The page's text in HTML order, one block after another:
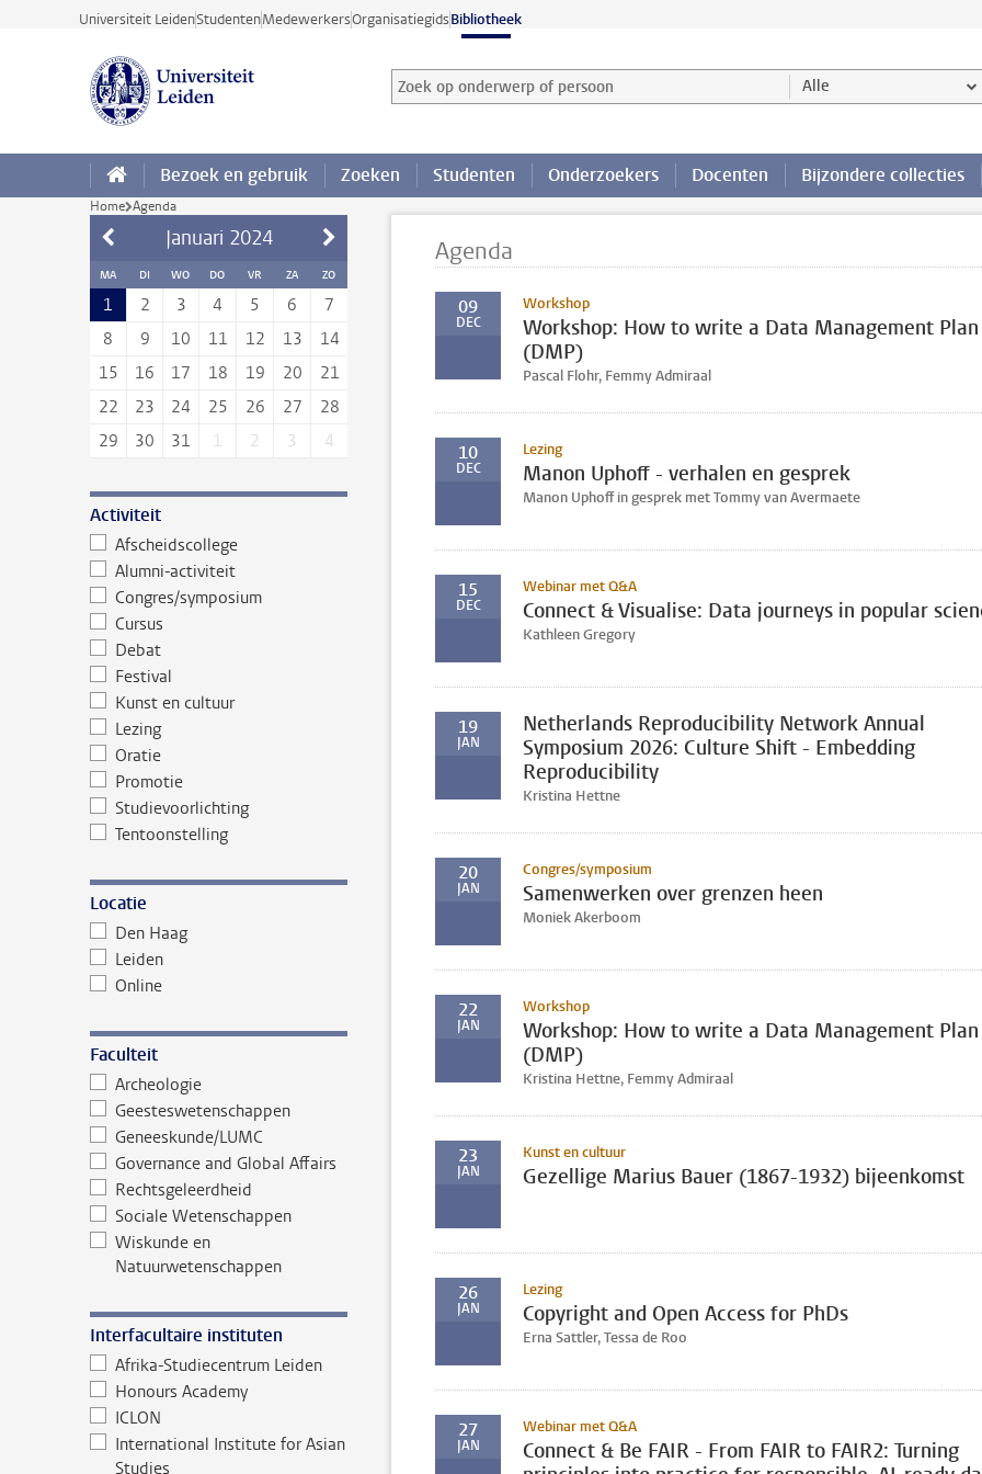
Ga direct naar de inhoud
Universiteit LeidenStudentenMedewerkersOrganisatiegidsBibliotheek
Zoek op onderwerp of persoon en selecteer categorie
Zoekterm Alle
Bezoek en gebruik Zoeken Studenten Onderzoekers Docenten Bijzondere collecties
Home Agenda
Januari 2024
MA DI WO DO VR ZA ZO
1 2 3 4 5 6
7
8
9 10 11 12 13
14
15
16 17 18 19 20
21
22
23 24 25 26 27
28
29
30 31 1 2 3 4
Activiteit
Afscheidscollege
Alumni-activiteit
Congres/symposium
Cursus
Debat
Festival
Kunst en cultuur
Lezing
Oratie
Promotie
Studievoorlichting
Tentoonstelling
Locatie
Den Haag
Leiden
Online
Faculteit
Archeologie
Geesteswetenschappen
Geneeskunde/LUMC
Governance and Global Affairs
Rechtsgeleerdheid
Sociale Wetenschappen
Wiskunde en
Natuurwetenschappen
Interfacultaire instituten
Afrika-Studiecentrum Leiden
Honours Academy
ICLON
International Institute for Asian
Studies
Agenda
09
DEC
Workshop
Workshop: How to write a Data Management Plan
(DMP)
Pascal Flohr, Femmy Admiraal
10
DEC
Lezing
Manon Uphoff - verhalen en gesprek
Manon Uphoff in gesprek met Tommy van Avermaete
15
DEC
Webinar met Q&A
Connect & Visualise: Data journeys in popular
Kathleen Gregory
19
JAN
Netherlands Reproducibility Network Annual
Symposium 2026: Culture Shift - Embedding
Reproducibility
Kristina Hettne
20
JAN
Congres/symposium
Samenwerken over grenzen heen
Moniek Akerboom
22
JAN
Workshop
Workshop: How to write a Data Management Plan
(DMP)
Kristina Hettne, Femmy Admiraal
23
JAN
Kunst en cultuur
Gezellige Marius Bauer (1867-1932) bijeenkomst
26
JAN
Lezing
Copyright and Open Access for PhDs
Erna Sattler, Tessa de Roo
27
JAN
Webinar met Q&A
Connect & Be FAIR - From FAIR to FAIR2: Turning